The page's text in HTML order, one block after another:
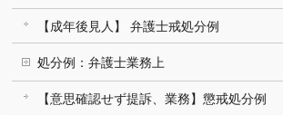
【成年後見人】 弁護士戒処分例
処分例：弁護士業務上
【意思確認せず提訴、業務】懲戒処分例